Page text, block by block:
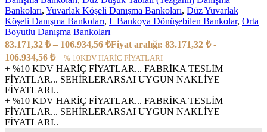
Bankoları, Yuvarlak Köşeli Danışma Bankoları, Düz Yuvarlak
Köşeli Danışma Bankoları, L Bankoya Dönüşebilen Bankolar, Orta
Boyutlu Danışma Bankoları
83.171,32 ₺ – 106.934,56 ₺Fiyat aralığı: 83.171,32 ₺ -
106.934,56 ₺ + % 10KDV HARİÇ FİYATLARI
+ %10 KDV HARİÇ FİYATLAR... FABRİKA TESLİM
FİYATLAR... SEHİRLERARSAI UYGUN NAKLİYE
FİYATLARI..
+ %10 KDV HARİÇ FİYATLAR... FABRİKA TESLİM
FİYATLAR... SEHİRLERARSAI UYGUN NAKLİYE
FİYATLARI..